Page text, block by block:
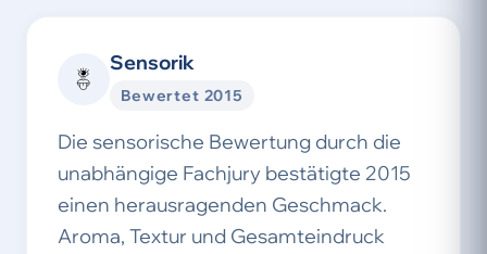
Sensorik
Bewertet 2015
Die sensorische Bewertung durch die
unabhängige Fachjury bestätigte 2015
einen herausragenden Geschmack.
Aroma, Textur und Gesamteindruck